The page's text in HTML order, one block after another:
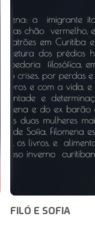
FILÓ E SOFIA